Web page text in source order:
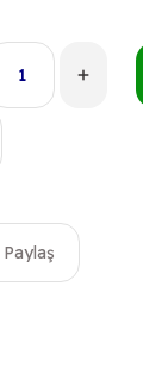
Paylaş